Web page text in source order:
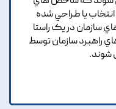
يا طراحي شده
سازمان در يک راستا
راهبرد سازمان توسط
شوند.